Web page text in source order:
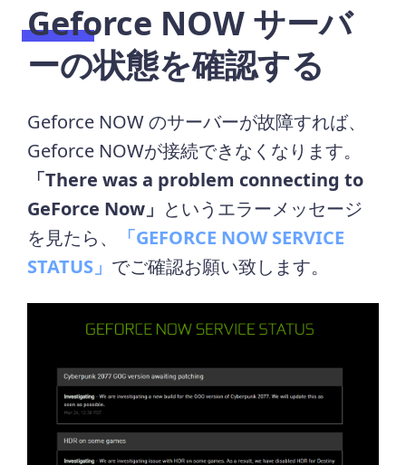
Geforce NOW サーバ
ーの状態を確認する
Geforce NOW のサーバーが故障すれば、
Geforce NOWが接続できなくなります。
「There was a problem connecting to
GeForce Now」 というエラーメッセージ
を見たら、
「GEFORCE NOW SERVICE
STATUS」 でご確認お願い致します。